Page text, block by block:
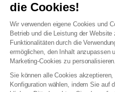
die Cookies!
Wir verwenden eigene Cookies und
Betrieb und die Leistung der
Funktionalitäten durch die
ermöglichen, den Inhalt anzupassen
Marketing-Cookies zu personalisieren.
Sie können alle Cookies
Konfiguration wählen, indem Sie auf
Unsere Geschäfte
AGB